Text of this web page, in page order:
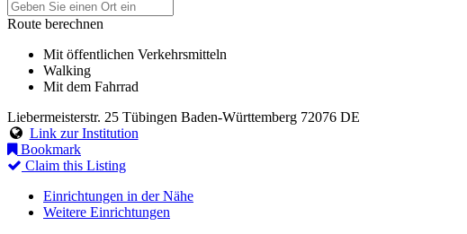
Route berechnen
Mit öffentlichen Verkehrsmitteln
Walking
Mit dem Fahrrad
Liebermeisterstr. 25 Tübingen Baden-Württemberg 72076 DE
Link zur Institution
Bookmark
Claim this Listing
Einrichtungen in der Nähe
Weitere Einrichtungen